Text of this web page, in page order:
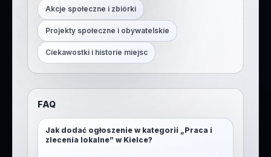
Akcje społeczne i zbiórki
Projekty społeczne i obywatelskie
Ciekawostki i historie miejsc
FAQ
Jak dodać ogłoszenie w kategorii „Praca i
zlecenia lokalne” w Kielce?